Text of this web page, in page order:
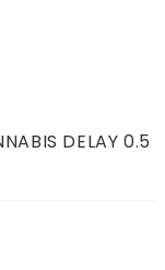
DELAY 0.5